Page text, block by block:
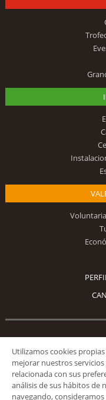
Utilizamos cookies
mejorar nuestros
relacionada con sus
análisis de sus hábitos de
navegando,